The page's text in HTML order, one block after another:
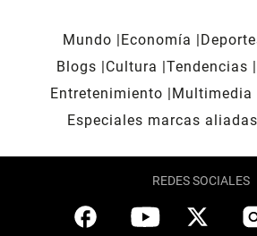
Mundo Economía
Blogs
Cultura Tendencias
Entretenimiento
Multimedia
Especiales marcas aliadas
REDES SOCIALES